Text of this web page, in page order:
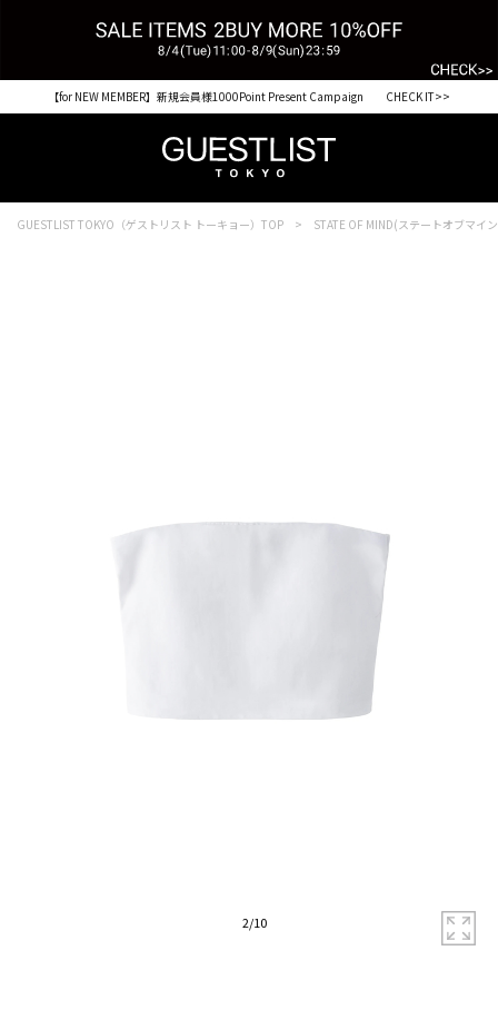
【for NEW MEMBER】新規会員様1000Point Present Campaign CHECK IT>>
GUESTLIST TOKYO（ゲストリスト トーキョー）TOP STATE OF MIND(ステートオブマイ
2/10